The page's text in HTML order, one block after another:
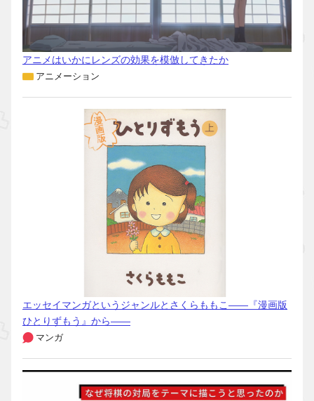
アニメはいかにレンズの効果を模倣してきたか
アニメーション
エッセイマンガというジャンルとさくらももこ――『漫画版
ひとりずもう』から――
マンガ